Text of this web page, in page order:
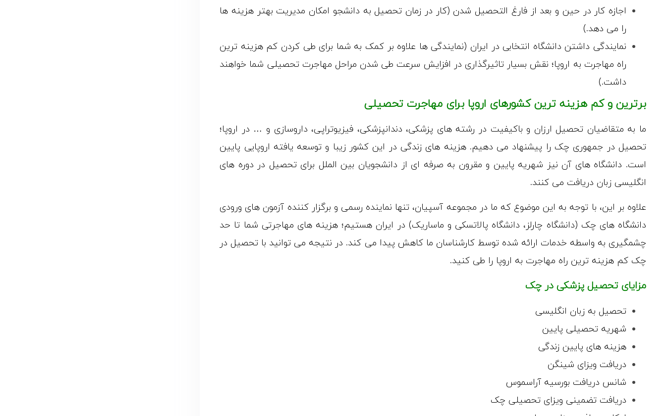
اجازه کار در حین و بعد از فارغ التحصیل شدن (کار در زمان تحصیل به دانشجو امکان مدیریت بهتر هزینه ها
را می دهد.)
نمایندگی داشتن دانشگاه انتخابی در ایران (نمایندگی ها علاوه بر کمک به شما برای طی کردن کم هزینه ترین
راه مهاجرت به اروپا؛ نقش بسیار تاثیرگذاری در افزایش سرعت طی شدن مراحل مهاجرت تحصیلی شما خواهند
داشت.)
برترین و کم هزینه ترین کشورهای اروپا برای مهاجرت تحصیلی
ما به متقاضیان تحصیل ارزان و باکیفیت در رشته های پزشکی، دندانپزشکی، فیزیوتراپی، داروسازی و … در اروپا؛
تحصیل در جمهوری چک را پیشنهاد می دهیم. هزینه های زندگی در این کشور زیبا و توسعه یافته اروپایی پایین
است. دانشگاه های آن نیز شهریه پایین و مقرون به صرفه ای از دانشجویان بین الملل برای تحصیل در دوره های
انگلیسی زبان دریافت می کنند.
علاوه بر این، با توجه به این موضوع که ما در مجموعه آسپیان، تنها نماینده رسمی و برگزار کننده آزمون های ورودی
دانشگاه های چک (دانشگاه چارلز، دانشگاه پالاتسکی و ماساریک) در ایران هستیم؛ هزینه های مهاجرتی شما تا حد
چشمگیری به واسطه خدمات ارائه شده توسط کارشناسان ما کاهش پیدا می کند. در نتیجه می توانید با تحصیل در
چک کم هزینه ترین راه مهاجرت به اروپا را طی کنید.
مزایای تحصیل پزشکی در چک
تحصیل به زبان انگلیسی
شهریه تحصیلی پایین
هزینه های پایین زندگی
دریافت ویزای شینگن
شانس دریافت بورسیه آراسموس
دریافت تضمینی ویزای تحصیلی چک